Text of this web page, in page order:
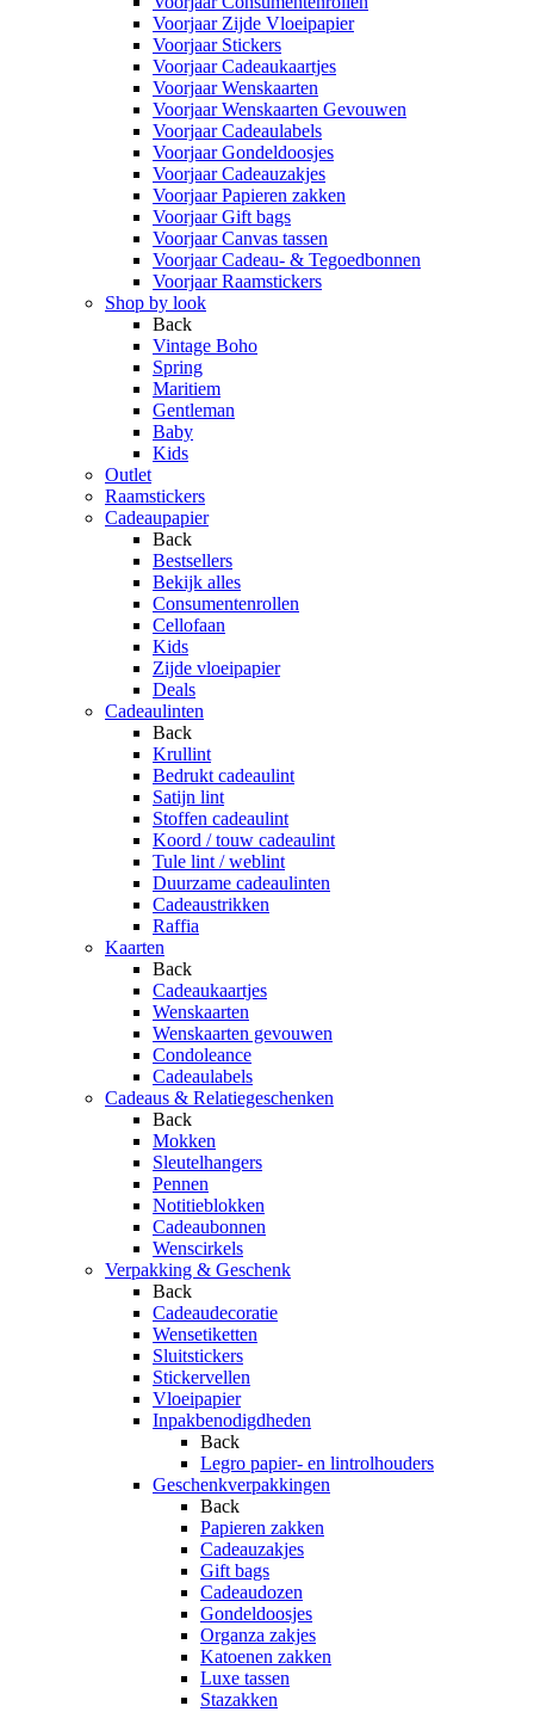
Voorjaar Zijde Vloeipapier
Voorjaar Stickers
Voorjaar Cadeaukaartjes
Voorjaar Wenskaarten
Voorjaar Wenskaarten Gevouwen
Voorjaar Cadeaulabels
Voorjaar Gondeldoosjes
Voorjaar Cadeauzakjes
Voorjaar Papieren zakken
Voorjaar Gift bags
Voorjaar Canvas tassen
Voorjaar Cadeau- & Tegoedbonnen
Voorjaar Raamstickers
Shop by look
Back
Vintage Boho
Spring
Maritiem
Gentleman
Baby
Kids
Outlet
Raamstickers
Cadeaupapier
Back
Bestsellers
Bekijk alles
Consumentenrollen
Cellofaan
Kids
Zijde vloeipapier
Deals
Cadeaulinten
Back
Krullint
Bedrukt cadeaulint
Satijn lint
Stoffen cadeaulint
Koord / touw cadeaulint
Tule lint / weblint
Duurzame cadeaulinten
Cadeaustrikken
Raffia
Kaarten
Back
Cadeaukaartjes
Wenskaarten
Wenskaarten gevouwen
Condoleance
Cadeaulabels
Cadeaus & Relatiegeschenken
Back
Mokken
Sleutelhangers
Pennen
Notitieblokken
Cadeaubonnen
Wenscirkels
Verpakking & Geschenk
Back
Cadeaudecoratie
Wensetiketten
Sluitstickers
Stickervellen
Vloeipapier
Inpakbenodigdheden
Back
Legro papier- en lintrolhouders
Geschenkverpakkingen
Back
Papieren zakken
Cadeauzakjes
Gift bags
Cadeaudozen
Gondeldoosjes
Organza zakjes
Katoenen zakken
Luxe tassen
Stazakken